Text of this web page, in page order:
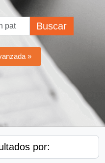
Buscar
»
por: